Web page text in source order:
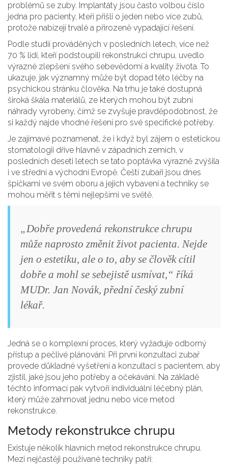
problémů se zuby. Implantáty jsou často volbou číslo
jedna pro pacienty, kteří přišli o jeden nebo více zubů,
protože nabízejí trvalé a přirozeně vypadající řešení.
Podle studií prováděných v posledních letech, více než
70 % lidí, kteří podstoupili rekonstrukci chrupu, uvedlo
výrazné zlepšení svého sebevědomí a kvality života. To
ukazuje, jak významný může být dopad této léčby na
psychickou stránku člověka. Na trhu je také dostupná
široká škála materiálů, ze kterých mohou být zubní
náhrady vyrobeny, čímž se zvyšuje pravděpodobnost, že
si každý najde vhodné řešení pro své specifické potřeby.
Je zajímavé poznamenat, že i když byl zájem o estetickou
stomatologii dříve hlavně v západních zemích, v
posledních deseti letech se tato poptávka výrazně zvýšila
i ve střední a východní Evropě. Čeští zubaři jsou dnes
špičkami ve svém oboru a jejich vybavení a techniky se
mohou měřit s těmi nejlepšími ve světě.
„Dobře provedená rekonstrukce chrupu
může naprosto změnit život pacienta. Nejde
jen o estetiku, ale o to, aby se člověk cítil
dobře a mohl se sebejistě usmívat,“ říká
MUDr. Jan Novák, přední český zubní
lékař.
Jedná se o komplexní proces, který vyžaduje odborný
přístup a pečlivé plánování. Při první konzultaci zubař
provede důkladné vyšetření a konzultaci s pacientem, aby
zjistil, jaké jsou jeho potřeby a očekávání. Na základě
těchto informací pak vytvoří individuální léčebný plán,
který může zahrnovat jednu nebo více metod
rekonstrukce.
Metody rekonstrukce chrupu
Existuje několik hlavních metod rekonstrukce chrupu.
Mezi nejčastěji používané techniky patří: